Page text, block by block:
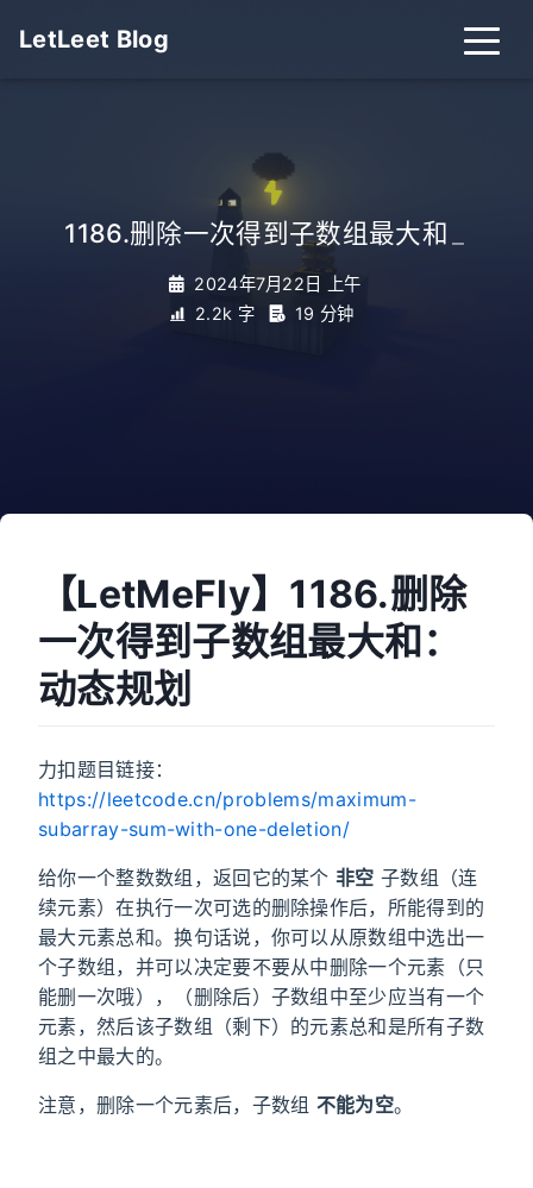
LetLeet Blog
1186.删除一次得到子数组最大和
2024年7月22日 上午
2.2k 字
19 分钟
【LetMeFly】1186.删除
一次得到子数组最大和：
动态规划
力扣题目链接：
https://leetcode.cn/problems/maximum-
subarray-sum-with-one-deletion/
给你一个整数数组，返回它的某个 非空 子数组（连
续元素）在执行一次可选的删除操作后，所能得到的
最大元素总和。换句话说，你可以从原数组中选出一
个子数组，并可以决定要不要从中删除一个元素（只
能删一次哦），（删除后）子数组中至少应当有一个
元素，然后该子数组（剩下）的元素总和是所有子数
组之中最大的。
注意，删除一个元素后，子数组 不能为空。